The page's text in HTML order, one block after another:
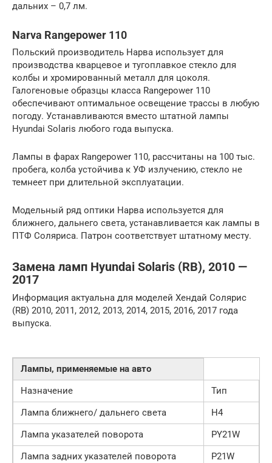
дальних – 0,7 лм.
Narva Rangepower 110
Польский производитель Нарва использует для
производства кварцевое и тугоплавкое стекло для
колбы и хромированный металл для цоколя.
Галогеновые образцы класса Rangepower 110
обеспечивают оптимальное освещение трассы в любую
погоду. Устанавливаются вместо штатной лампы
Hyundai Solaris любого года выпуска.
Лампы в фарах Rangepower 110, рассчитаны на 100 тыс.
пробега, колба устойчива к УФ излучению, стекло не
темнеет при длительной эксплуатации.
Модельный ряд оптики Нарва используется для
ближнего, дальнего света, устанавливается как лампы в
ПТФ Соляриса. Патрон соответствует штатному месту.
Замена ламп Hyundai Solaris (RB), 2010 —
2017
Информация актуальна для моделей Хендай Солярис
(RB) 2010, 2011, 2012, 2013, 2014, 2015, 2016, 2017 года
выпуска.
Лампы, применяемые на авто
Назначение
Тип
Лампа ближнего/ дальнего света
H4
Лампа указателей поворота
PY21W
Лампа задних указателей поворота
P21W